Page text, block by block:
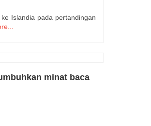
Islandia pada pertandingan
minat baca